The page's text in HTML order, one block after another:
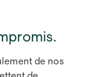
de nos